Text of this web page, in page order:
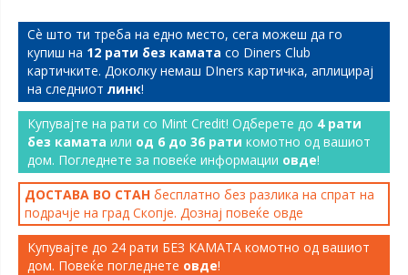
Сѐ што ти треба на едно место, сега можеш да го
купиш на 12 рати без камата со Diners Club
картичките. Доколку немаш DIners картичка, аплицирај
на следниот линк!
Купувајте на рати со Mint Credit! Одберете до 4 рати
без камата или од 6 до 36 рати комотно од вашиот
дом. Погледнете за повеќе информации овде!
ДОСТАВА ВО СТАН бесплатно без разлика на спрат на
подрачје на град Скопје. Дознај повеќе овде
Купувајте до 24 рати БЕЗ КАМАТА комотно од вашиот
дом. Повеќе погледнете овде!